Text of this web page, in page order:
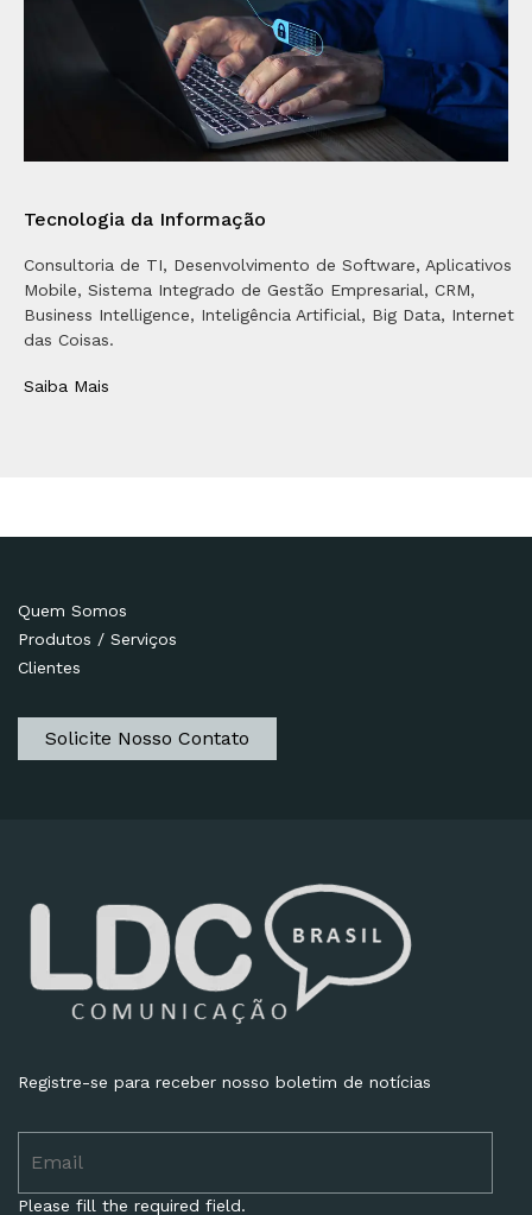
Tecnologia da Informação
Consultoria de TI, Desenvolvimento de Software, Aplicativos
Mobile, Sistema Integrado de Gestão Empresarial, CRM,
Business Intelligence, Inteligência Artificial, Big Data, Internet
das Coisas.
Saiba Mais
Quem Somos
Produtos / Serviços
Clientes
Solicite Nosso Contato
Registre-se para receber nosso boletim de notícias
Please fill the required field.